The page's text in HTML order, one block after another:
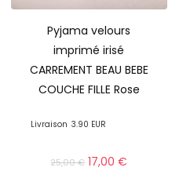
Pyjama velours
imprimé irisé
CARREMENT BEAU BEBE
COUCHE FILLE Rose
Livraison 3.90 EUR
25,00€ 17,00€